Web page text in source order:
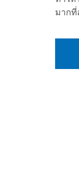
มากที่